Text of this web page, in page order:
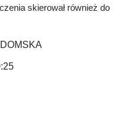
skierował również do